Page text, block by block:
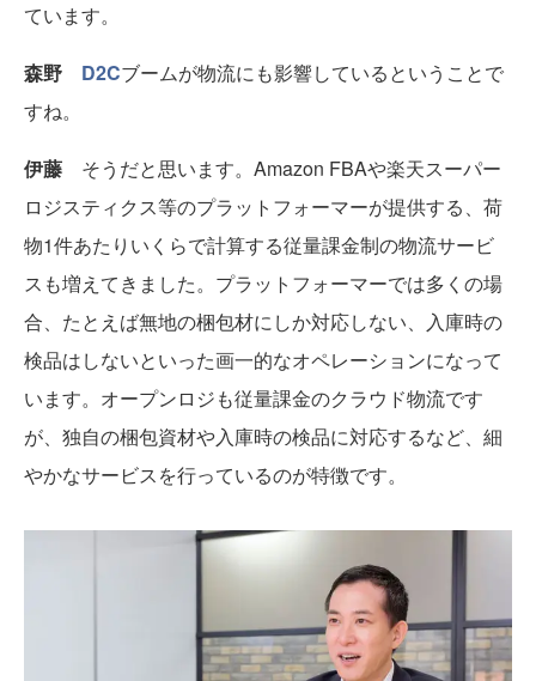
ています。
森野 D2Cブームが物流にも影響しているということで
すね。
伊藤 そうだと思います。Amazon FBAや楽天スーパー
ロジスティクス等のプラットフォーマーが提供する、荷
物1件あたりいくらで計算する従量課金制の物流サービ
スも増えてきました。プラットフォーマーでは多くの場
合、たとえば無地の梱包材にしか対応しない、入庫時の
検品はしないといった画一的なオペレーションになって
います。オープンロジも従量課金のクラウド物流です
が、独自の梱包資材や入庫時の検品に対応するなど、細
やかなサービスを行っているのが特徴です。